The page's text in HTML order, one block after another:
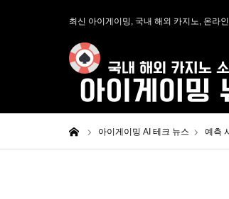
최신 아이게이밍, 국내 해외 카지노, 온라
아이게이밍 AI 테크 뉴스 예측